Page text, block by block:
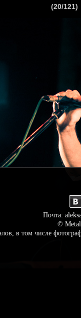
ГЛАВНАЯ
(20/121)
Почта:
©
в том числе